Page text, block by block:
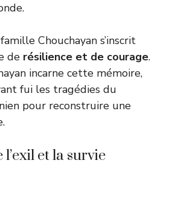
Chouchayan s’inscrit
de résilience et de courage.
incarne cette mémoire,
fui les tragédies du
pour reconstruire une
l’exil et la survie